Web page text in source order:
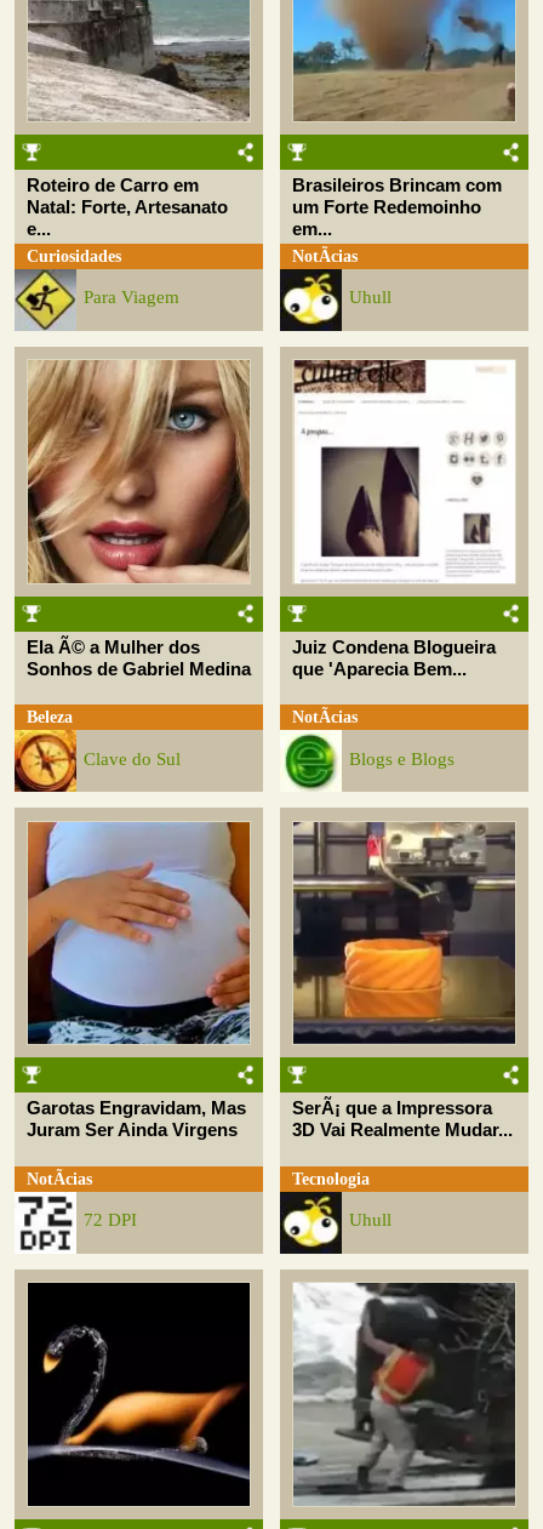
Roteiro de Carro em
Natal: Forte, Artesanato
e...
Curiosidades
Para Viagem
Brasileiros Brincam com
um Forte Redemoinho
em...
NotÃ­cias
Uhull
Ela Ã© a Mulher dos
Sonhos de Gabriel Medina
Beleza
Clave do Sul
Juiz Condena Blogueira
que 'Aparecia Bem...
NotÃ­cias
Blogs e Blogs
Garotas Engravidam, Mas
Juram Ser Ainda Virgens
NotÃ­cias
72 DPI
SerÃ¡ que a Impressora
3D Vai Realmente Mudar...
Tecnologia
Uhull